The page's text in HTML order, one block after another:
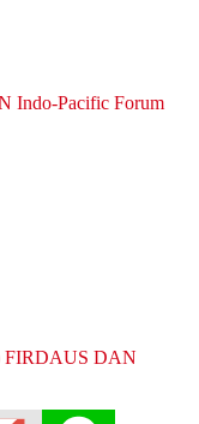
Indo-Pacific Forum
FIRDAUS DAN